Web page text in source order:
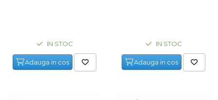
Accesorii
Jucarii
IN STOC
Adauga in cos
IN STOC
Adauga in cos